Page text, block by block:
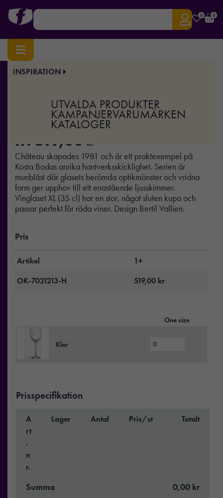
0 0
INSPIRATION
UTVALDA PRODUKTER
KAMPANJERVARUMÄRKEN
KATALOGER
Hem/Hem & Kök/ Château vinglas 35cl
Château vinglas 35cl
fr. 519,00 kr
Château skapades 1981 och är ett praktexempel på
Kosta Bodas anrika hantverksskicklighet. Serien är
munblåst där glasets berömda optikmönster och vridna
form ger upphov till ett enastående ljusskimmer.
Vinglaset XL (35 cl) har en stor, något sluten kupa och
passar perfekt för röda viner. Design Bertil Vallien.
Pris
Artikel
1+
OK-7021213-H
519,00 kr
One size
Klar
Prisspecifikation
A
rt
.
n
r.
Lager Antal Pris/st Totalt
Summa 0,00 kr